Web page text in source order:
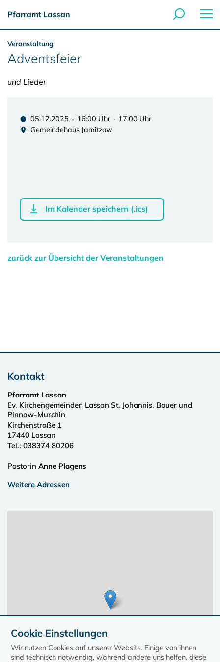
Pfarramt Lassan
Veranstaltung
Adventsfeier
und Lieder
05.12.2025 · 16:00 Uhr · 17:00 Uhr
Gemeindehaus Jamitzow
Im Kalender speichern (.ics)
zurück zur Übersicht der Veranstaltungen
Kontakt
Pfarramt Lassan
Ev. Kirchengemeinden Lassan St. Johannis, Bauer und
Pinnow-Murchin
Kirchenstraße 1
17440 Lassan
Tel.: 038374 80206
Pastorin Anne Plagens
Weitere Adressen
Cookie Einstellungen
Wir nutzen Cookies auf unserer Website. Einige von ihnen
sind technisch notwendig, während andere uns helfen, diese